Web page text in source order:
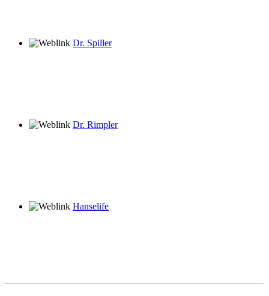
Dr. Spiller
Dr. Rimpler
Hanselife